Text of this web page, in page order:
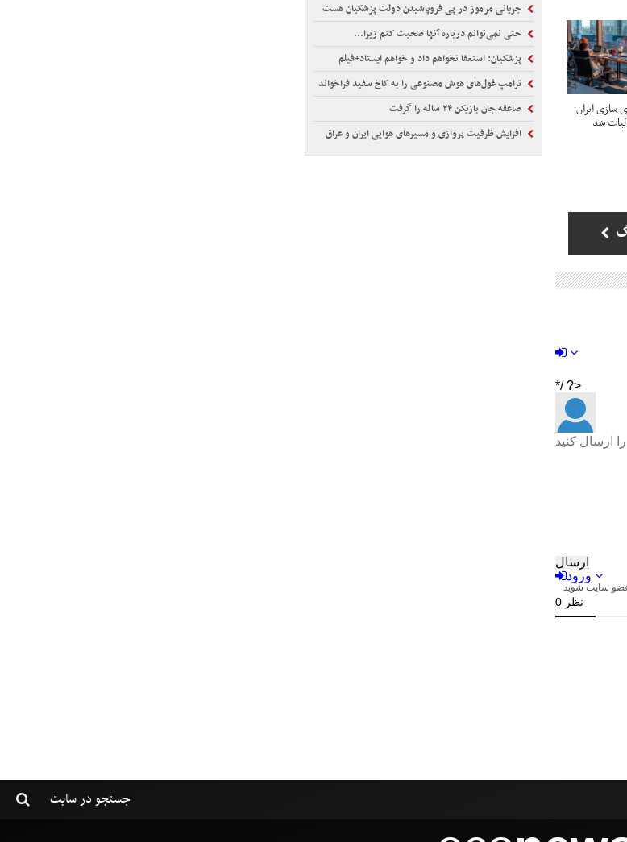
ایران
شد
جریانی مرموز در پی فروپاشیدن دولت پزشکیان هست
حتی نمی‌توانم درباره آنها صحبت کنم زیرا...
پزشکیان: استعفا نخواهم داد و خواهم ایستاد+فیلم
ترامپ غول‌های هوش مصنوعی را به کاخ سفید فراخواند
صاعقه جان بازیکن ۲۴ ساله را گرفت
افزایش ظرفیت پروازی و مسیرهای هوایی ایران و عراق